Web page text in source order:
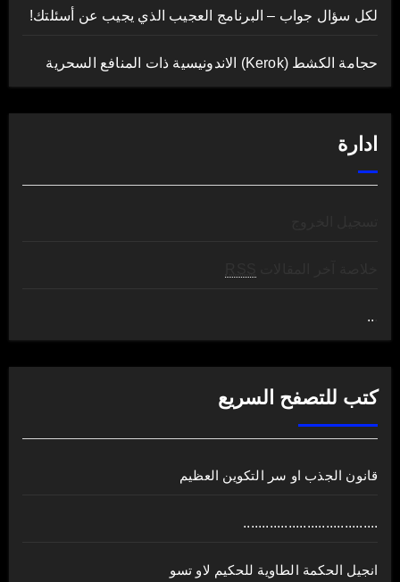
لكل سؤال جواب – البرنامج العجيب الذي يجيب عن أسئلتك!
حجامة الكشط (Kerok) الاندونيسية ذات المنافع السحرية
ادارة
..
كتب للتصفح السريع
قانون الجذب او سر التكوين العظيم
....................................
انجيل الحكمة الطاوية للحكيم لاو تسو